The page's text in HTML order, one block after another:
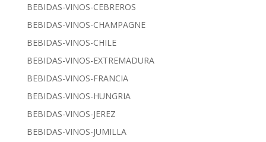
BEBIDAS-VINOS-CEBREROS
BEBIDAS-VINOS-CHAMPAGNE
BEBIDAS-VINOS-CHILE
BEBIDAS-VINOS-EXTREMADURA
BEBIDAS-VINOS-FRANCIA
BEBIDAS-VINOS-HUNGRIA
BEBIDAS-VINOS-JEREZ
BEBIDAS-VINOS-JUMILLA